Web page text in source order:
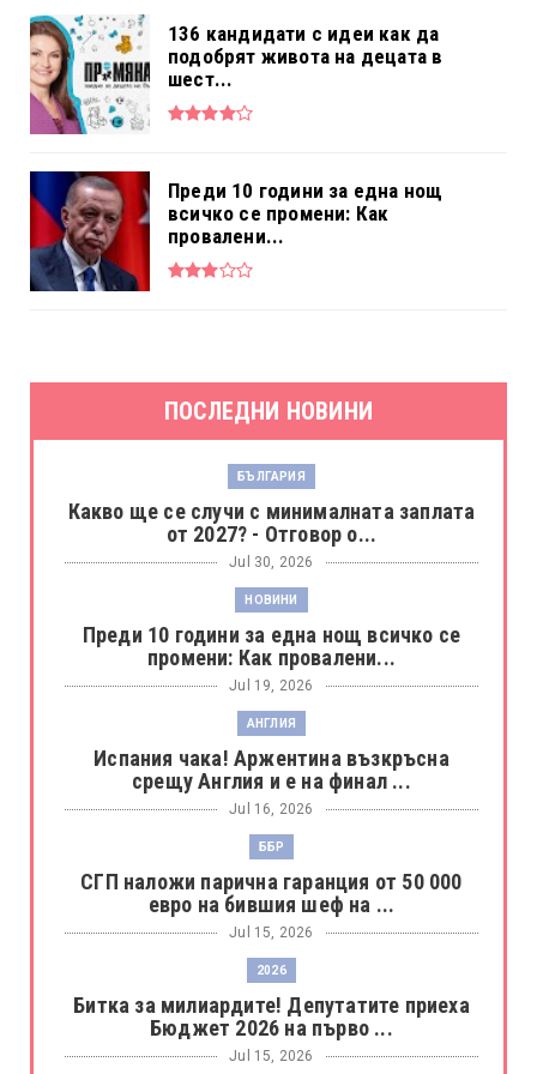
136 кандидати с идеи как да
подобрят живота на децата в
шест...
Преди 10 години за една нощ
всичко се промени: Как
провалени...
ПОСЛЕДНИ НОВИНИ
БЪЛГАРИЯ
Какво ще се случи с минималната заплата
от 2027? - Отговор о...
Jul 30, 2026
НОВИНИ
Преди 10 години за една нощ всичко се
промени: Как провалени...
Jul 19, 2026
АНГЛИЯ
Испания чака! Аржентина възкръсна
срещу Англия и е на финал ...
Jul 16, 2026
ББР
СГП наложи парична гаранция от 50 000
евро на бившия шеф на ...
Jul 15, 2026
2026
Битка за милиардите! Депутатите приеха
Бюджет 2026 на първо ...
Jul 15, 2026